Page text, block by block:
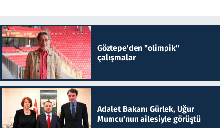
Göztepe'den "olimpik"
çalışmalar
Adalet Bakanı Gürlek, Uğur
Mumcu'nun ailesiyle görüştü